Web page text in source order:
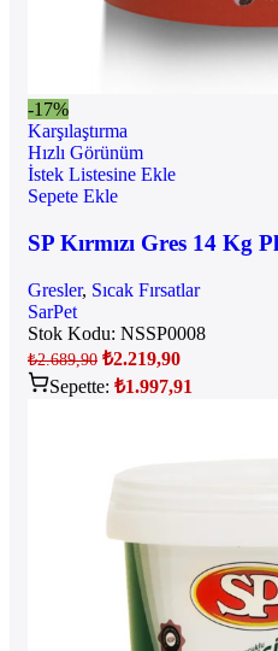
-17%
Karşılaştırma
Hızlı Görünüm
İstek Listesine Ekle
Sepete Ekle
SP Kırmızı Gres 14 Kg
Gresler, Sıcak Fırsatlar
SarPet
Stok Kodu: NSSP0008
₺2.689,90 ₺2.219,90
Sepette: ₺1.997,91